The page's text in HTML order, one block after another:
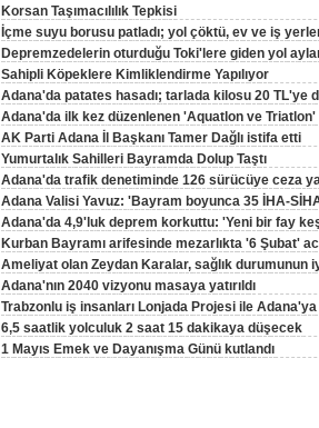
Korsan Taşımacılılık Tepkisi
İçme suyu borusu patladı; yol çöktü, ev ve iş
Depremzedelerin oturduğu Toki'lere giden yol
Sahipli Köpeklere Kimliklendirme Yapılıyor
Adana'da patates hasadı; tarlada kilosu 20 TL'ye
Adana'da ilk kez düzenlenen 'Aquatlon ve Triatlon'
AK Parti Adana İl Başkanı Tamer Dağlı istifa etti
Yumurtalık Sahilleri Bayramda Dolup Taştı
Adana'da trafik denetiminde 126 sürücüye ceza
Adana Valisi Yavuz: 'Bayram boyunca 35 İHA-
Adana'da 4,9'luk deprem korkuttu: 'Yeni bir fay
Kurban Bayramı arifesinde mezarlıkta '6 Şubat'
Ameliyat olan Zeydan Karalar, sağlık durumunun
Adana'nın 2040 vizyonu masaya yatırıldı
Trabzonlu iş insanları Lonjada Projesi ile Adana'ya
6,5 saatlik yolculuk 2 saat 15 dakikaya düşecek
1 Mayıs Emek ve Dayanışma Günü kutlandı